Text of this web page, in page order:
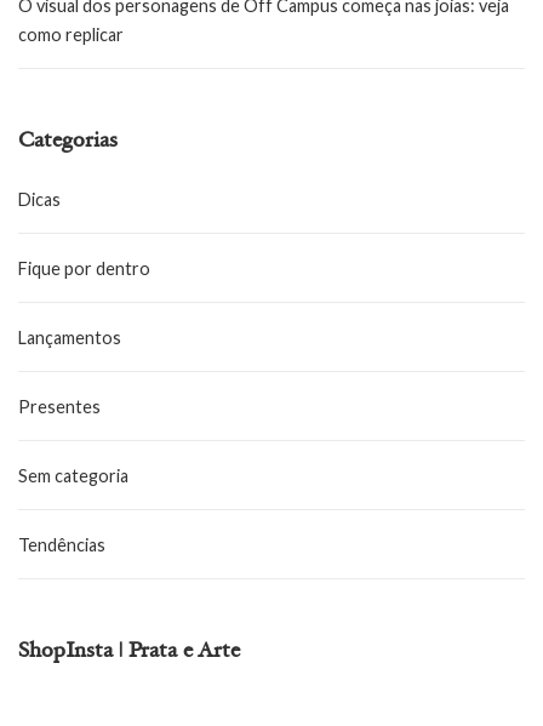
O visual dos personagens de Off Campus começa nas joias: veja
como replicar
Categorias
Dicas
Fique por dentro
Lançamentos
Presentes
Sem categoria
Tendências
ShopInsta | Prata e Arte